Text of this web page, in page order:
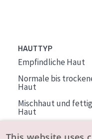
HAUTTYP
Empfindliche Haut
Normale bis
Haut
Mischhaut und
Haut